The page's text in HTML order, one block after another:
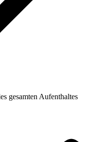
gesamten Aufenthaltes